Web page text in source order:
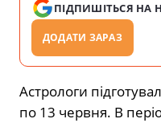
ПІДПИШІТЬСЯ НА
ДОДАТИ ЗАРАЗ
Астрологи
по 13 червня. В